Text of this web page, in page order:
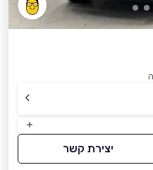
יצירת קשר